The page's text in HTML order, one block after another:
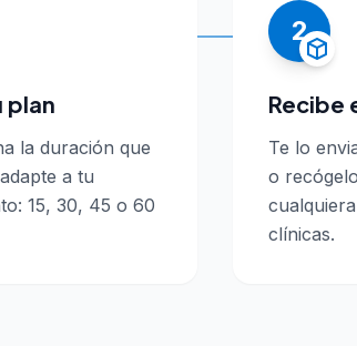
plan
la duración que
a tu
15, 30, 45 o 60
2
Recibe
Te lo
o
clínicas.